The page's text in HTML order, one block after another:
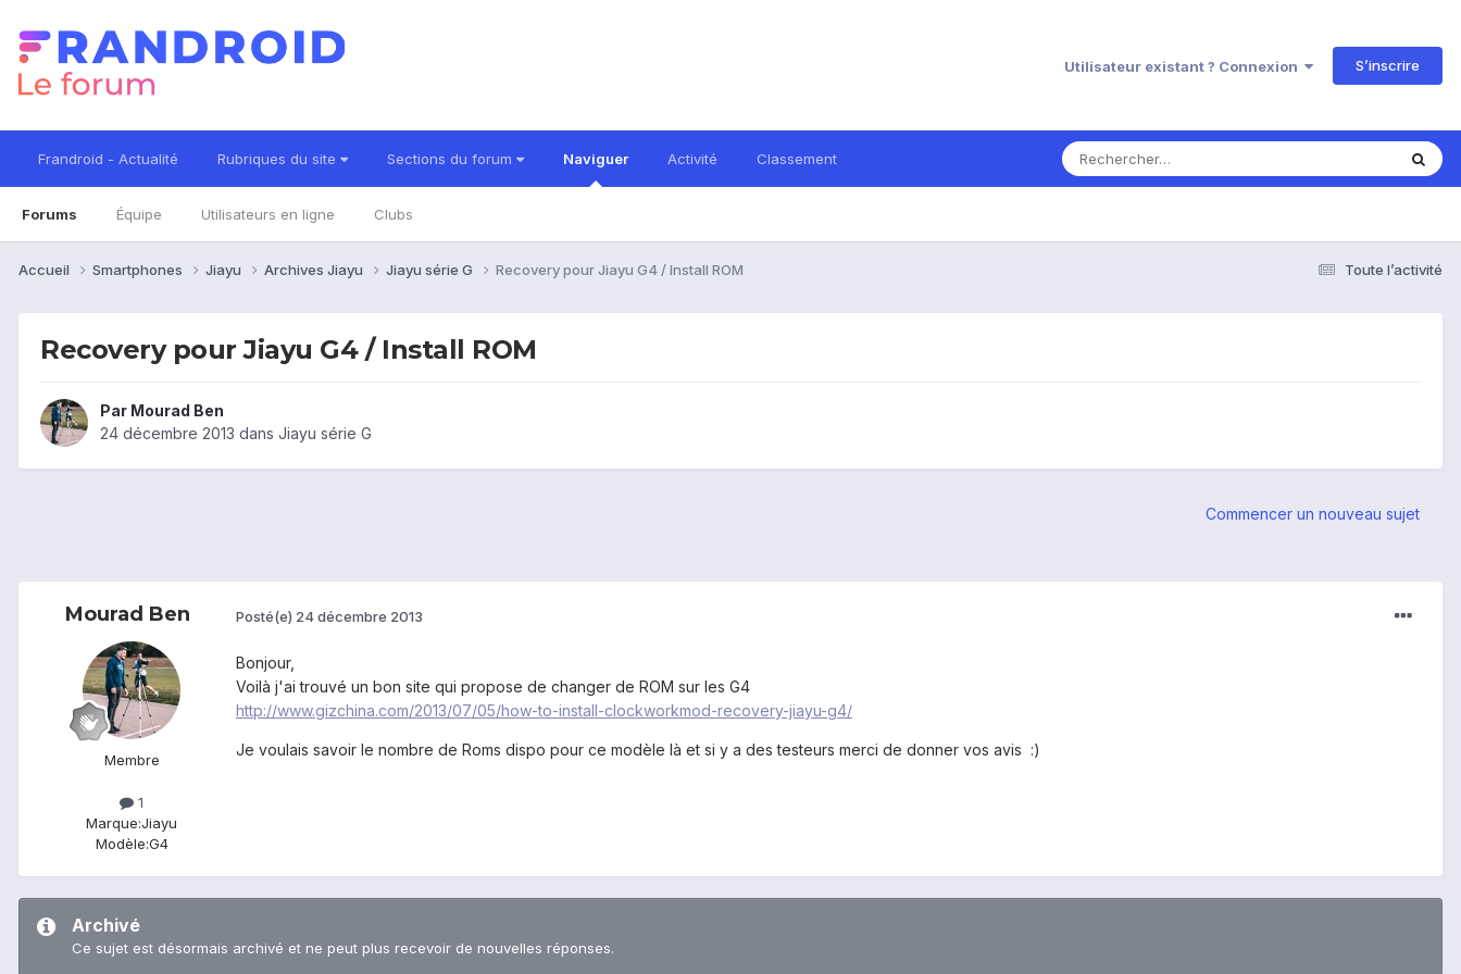
Utilisateur existant ? Connexion S’inscrire
Frandroid - Actualité Rubriques du site Sections du forum Naviguer
Forums Équipe Utilisateurs en ligne Clubs
Activité Classement
Toute l’activité
Accueil Smartphones Jiayu Archives Jiayu Jiayu série G Recovery pour Jiayu G4 / Install ROM
Recovery pour Jiayu G4 / Install ROM
Par Mourad Ben
24 décembre 2013 dans Jiayu série G
Commencer un nouveau sujet
Mourad Ben
Membre
1
Marque:Jiayu
Modèle:G4
Posté(e) 24 décembre 2013
Bonjour,
Voilà j'ai trouvé un bon site qui propose de changer de ROM sur les G4
http://www.gizchina.com/2013/07/05/how-to-install-clockworkmod-recovery-jiayu-g4/
Je voulais savoir le nombre de Roms dispo pour ce modèle là et si y a des testeurs merci de donner vos avis :)
Archivé
Ce sujet est désormais archivé et ne peut plus recevoir de nouvelles réponses.